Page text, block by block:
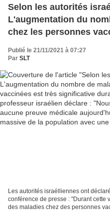
Selon les autorités
L'augmentation du
chez les personnes
professeur israélien
aujourd'hui de
massive de la
(Vidéo)
Publié le 21/11/2021 à 07:27
Par SLT
Les autorités israélliennes ont
conférence de presse : "Durant cette
des maladies chez des personnes